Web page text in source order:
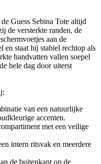
Guess Sebina Tote altijd
de versterkte randen, de
aan de
staat hij stabiel rechtop als
handvatten vallen soepel
hele dag door uiterst
van een natuurlijke
accenten.
met een veilige
intern ritsvak en meerdere
de buitenkant op de